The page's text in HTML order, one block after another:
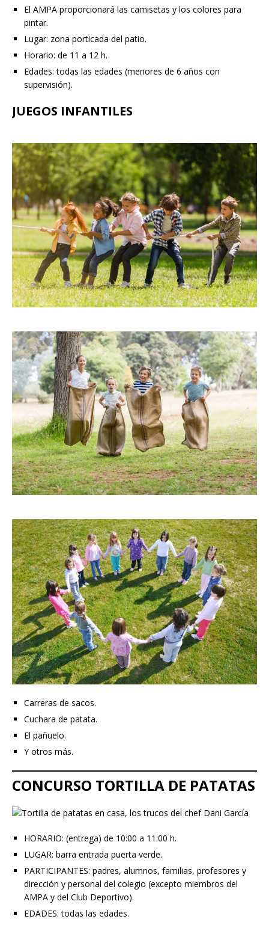
El AMPA proporcionará las camisetas y los colores para
pintar.
Lugar: zona porticada del patio.
Horario: de 11 a 12 h.
Edades: todas las edades (menores de 6 años con
supervisión).
JUEGOS INFANTILES
Carreras de sacos.
Cuchara de patata.
El pañuelo.
Y otros más.
CONCURSO TORTILLA DE PATATAS
HORARIO: (entrega) de 10:00 a 11:00 h.
LUGAR: barra entrada puerta verde.
PARTICIPANTES: padres, alumnos, familias, profesores y
dirección y personal del colegio (excepto miembros del
AMPA y del Club Deportivo).
EDADES: todas las edades.